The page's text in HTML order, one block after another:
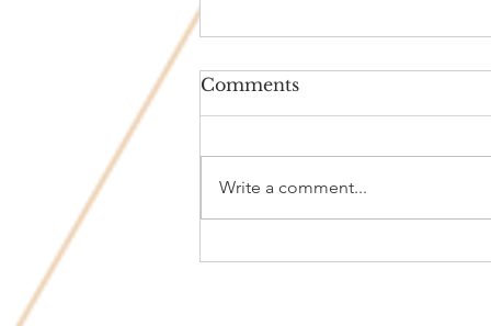
Comments
Write a comment...